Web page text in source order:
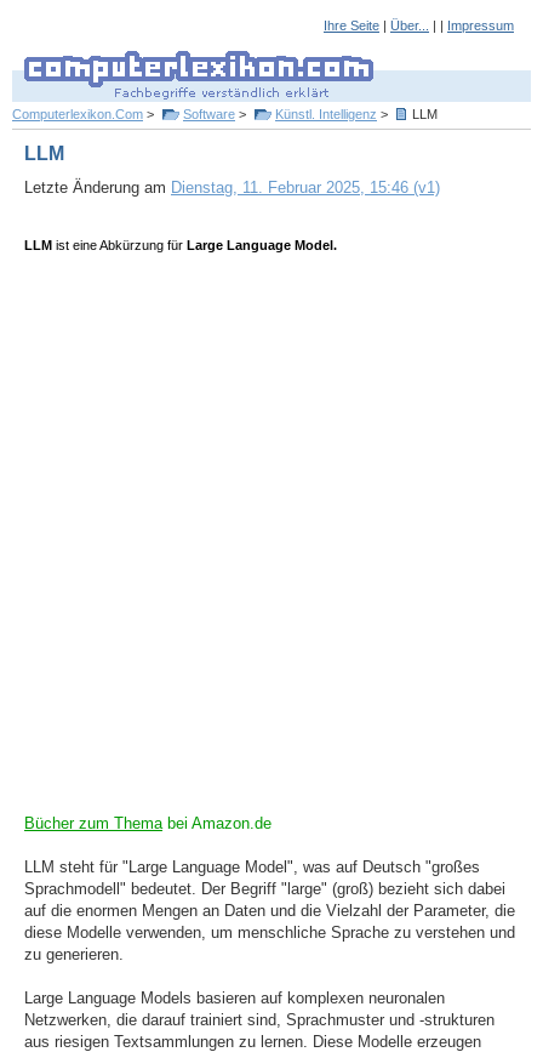
Ihre Seite | Über... | | Impressum
Computerlexikon.Com > Software > Künstl. Intelligenz > LLM
LLM
Letzte Änderung am Dienstag, 11. Februar 2025, 15:46 (v1)
LLM ist eine Abkürzung für Large Language Model.
Bücher zum Themabei Amazon.de
LLM steht für "Large Language Model", was auf Deutsch "großes
Sprachmodell" bedeutet. Der Begriff "large" (groß) bezieht sich dabei
auf die enormen Mengen an Daten und die Vielzahl der Parameter, die
diese Modelle verwenden, um menschliche Sprache zu verstehen und
zu generieren.
Large Language Models basieren auf komplexen neuronalen
Netzwerken, die darauf trainiert sind, Sprachmuster und -strukturen
aus riesigen Textsammlungen zu lernen. Diese Modelle erzeugen